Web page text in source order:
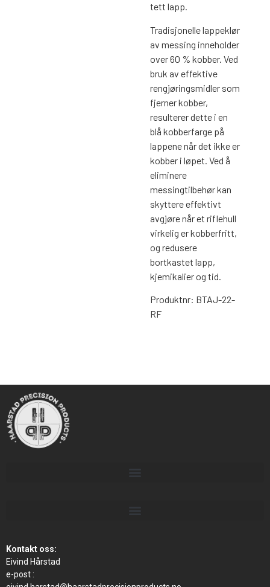
tett lapp.
Tradisjonelle lappeklør
av messing inneholder
over 60 % kobber. Ved
bruk av effektive
rengjøringsmidler som
fjerner kobber,
resulterer dette i en
blå kobberfarge på
lappene når det ikke er
kobber i løpet. Ved å
eliminere
messingtilbehør kan
skyttere effektivt
avgjøre når et riflehull
virkelig er kobberfritt,
og redusere
bortkastet lapp,
kjemikalier og tid.
Produktnr: BTAJ-22-
RF
Kontakt oss:
Eivind Hårstad
e-post :